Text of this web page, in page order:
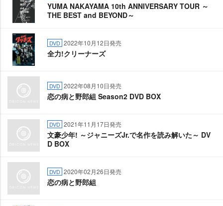
YUMA NAKAYAMA 10th ANNIVERSARY TOUR ～
THE BEST and BEYOND～
DVD 2022年10月12日発売
全力!クリーナーズ
DVD 2022年08月10日発売
恋の病と野郎組 Season2 DVD BOX
DVD 2021年11月17日発売
文豪少年! ～ジャニーズJr.で名作を読み解いた～ DV
D BOX
DVD 2020年02月26日発売
恋の病と野郎組